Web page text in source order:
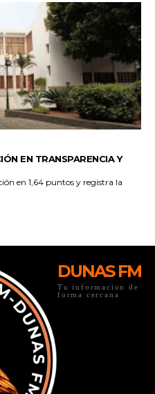
DUNAS FM
Tu informacion de
forma cercana